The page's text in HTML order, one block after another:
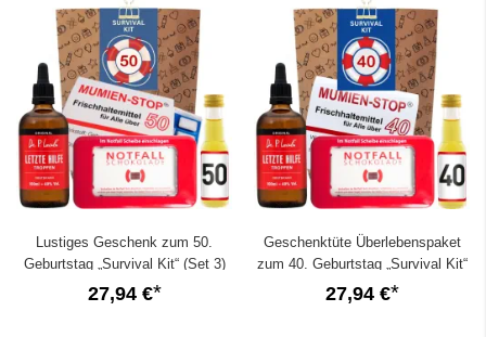
Lustiges Geschenk zum 50.
Geburtstag „Survival Kit“ (Set 3)
27,94 €
Geschenktüte Überlebenspaket
zum 40. Geburtstag „Survival Kit“
(Set 4)
27,94 €